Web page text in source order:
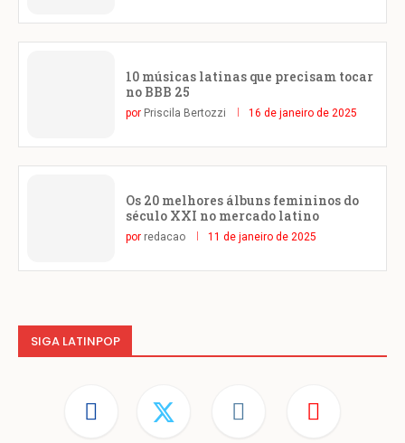
10 músicas latinas que precisam tocar
no BBB 25
por Priscila Bertozzi 16 de janeiro de 2025
Os 20 melhores álbuns femininos do
século XXI no mercado latino
por redacao 11 de janeiro de 2025
SIGA LATINPOP